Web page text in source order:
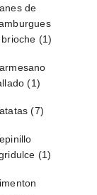
de
(1)
(1)
(7)
(1)